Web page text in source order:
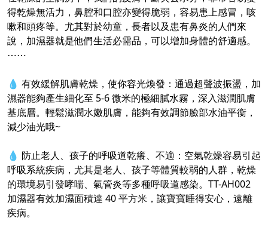
得乾燥無活力，鼻腔和口腔亦變得脆弱，容易患上感冒，咳
嗽和頭疼等。尤其對於幼童，長者以及患有鼻炎的人們來
說，加濕器就是他們生活必需品，可以增加身體的舒適感。
⋯⋯
💧 有效緩解肌膚乾燥，使你容光煥發：通過超聲波振盪，加
濕器能夠產生細化至 5-6 微米的極細膩水霧，深入滋潤肌膚
基底層。輕鬆滋潤水嫩肌膚，能夠有效調節臉部水油平衡，
減少油光哦~
💧 防止老人、孩子的呼吸道乾癢、不適：空氣乾燥容易引起
呼吸系統疾病，尤其是老人、孩子等體質較弱的人群，乾燥
的環境易引發哮喘、氣管炎等多種呼吸道感染。TT-AH002
加濕器有效加濕面積達 40 平方米，讓寶寶睡得安心，遠離
疾病。